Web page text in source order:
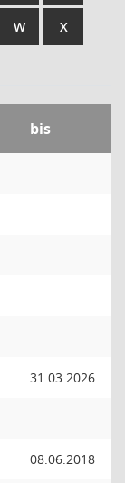
W X
bis
31.03.2026
08.06.2018